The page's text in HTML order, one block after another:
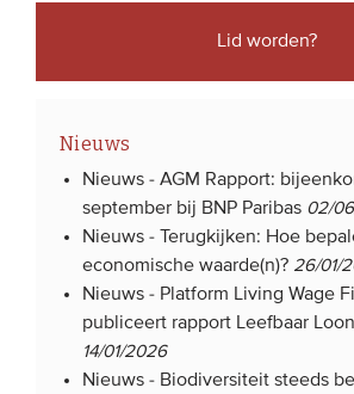
Lid worden?
Nieuws
Nieuws -AGM Rapport:
september bij BNP Paribas 02/
Nieuws -
Terugkijken: Hoe
economische waarde(n)? 26/01/
Nieuws - Platform Living Wage
publiceert rapport Leefbaar
14/01/2026
Nieuws - Biodiversiteit steeds